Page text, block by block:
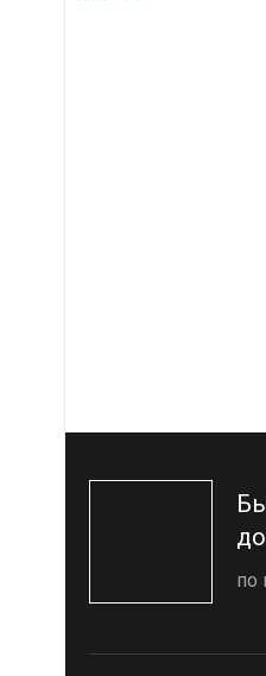
по